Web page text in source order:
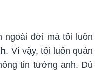
ngoài đời mà tôi luôn
. Vì vậy, tôi luôn quản
tin tưởng anh. Dù